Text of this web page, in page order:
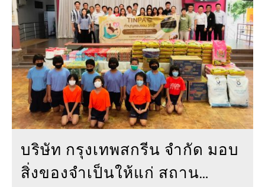
บริษัท กรุงเทพสกรีน จำกัด มอบ
สิ่งของจำเป็นให้แก่ สถาน